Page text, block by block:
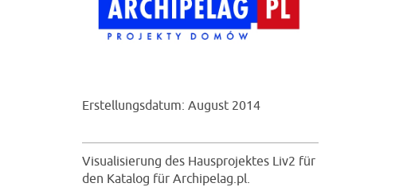
Erstellungsdatum: August 2014
Visualisierung des Hausprojektes Liv2 für
den Katalog für Archipelag.pl.